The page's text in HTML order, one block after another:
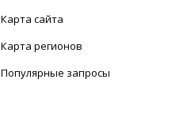
Карта сайта
Карта регионов
Популярные запросы